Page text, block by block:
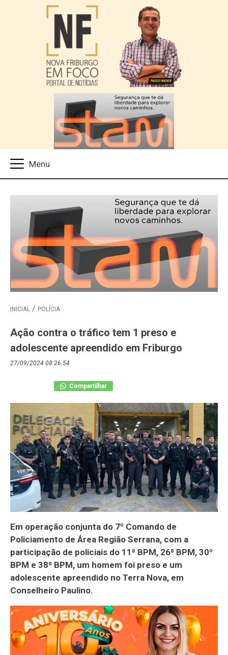
INICIAL POLÍCIA
Ação contra o tráfico tem 1 preso e
adolescente apreendido em Friburgo
27/09/2024 08:26:54
Compartilhar
Em operação conjunta do 7º Comando de
Policiamento de Área Região Serrana, com a
participação de policiais do 11⁰ BPM, 26⁰ BPM, 30º
BPM e 38⁰ BPM, um homem foi preso e um
adolescente apreendido no Terra Nova, em
Conselheiro Paulino.